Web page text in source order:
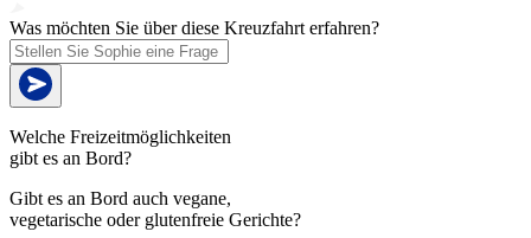
Was möchten Sie über diese Kreuzfahrt erfahren?
Welche Freizeitmöglichkeiten
gibt es an Bord?
Gibt es an Bord auch vegane,
vegetarische oder glutenfreie Gerichte?